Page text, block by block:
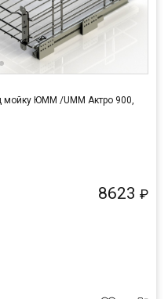
ЮММ /UMM Актро 900,
8623 ₽